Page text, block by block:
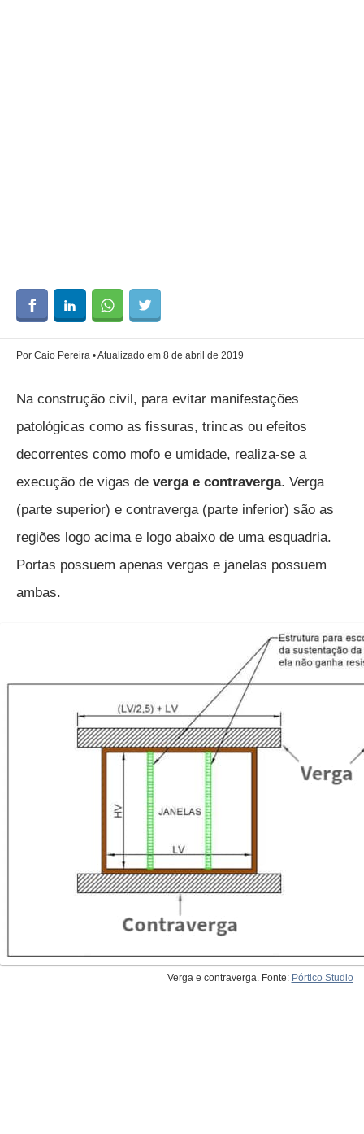
Por Caio Pereira • Atualizado em 8 de abril de 2019
Na construção civil, para evitar manifestações
patológicas como as fissuras, trincas ou efeitos
decorrentes como mofo e umidade, realiza-se a
execução de vigas de verga e contraverga. Verga
(parte superior) e contraverga (parte inferior) são as
regiões logo acima e logo abaixo de uma esquadria.
Portas possuem apenas vergas e janelas possuem
ambas.
Verga e contraverga. Fonte: Pórtico Studio